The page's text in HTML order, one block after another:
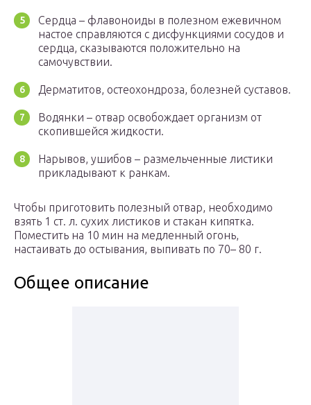
Сердца – флавоноиды в полезном ежевичном
настое справляются с дисфункциями сосудов и
сердца, сказываются положительно на
самочувствии.
Дерматитов, остеохондроза, болезней суставов.
Водянки – отвар освобождает организм от
скопившейся жидкости.
Нарывов, ушибов – размельченные листики
прикладывают к ранкам.
Чтобы приготовить полезный отвар, необходимо
взять 1 ст. л. сухих листиков и стакан кипятка.
Поместить на 10 мин на медленный огонь,
настаивать до остывания, выпивать по 70– 80 г.
Общее описание